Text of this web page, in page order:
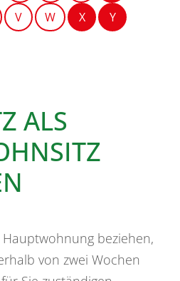
V W X
Y
ALS
beziehen,
von zwei Wochen